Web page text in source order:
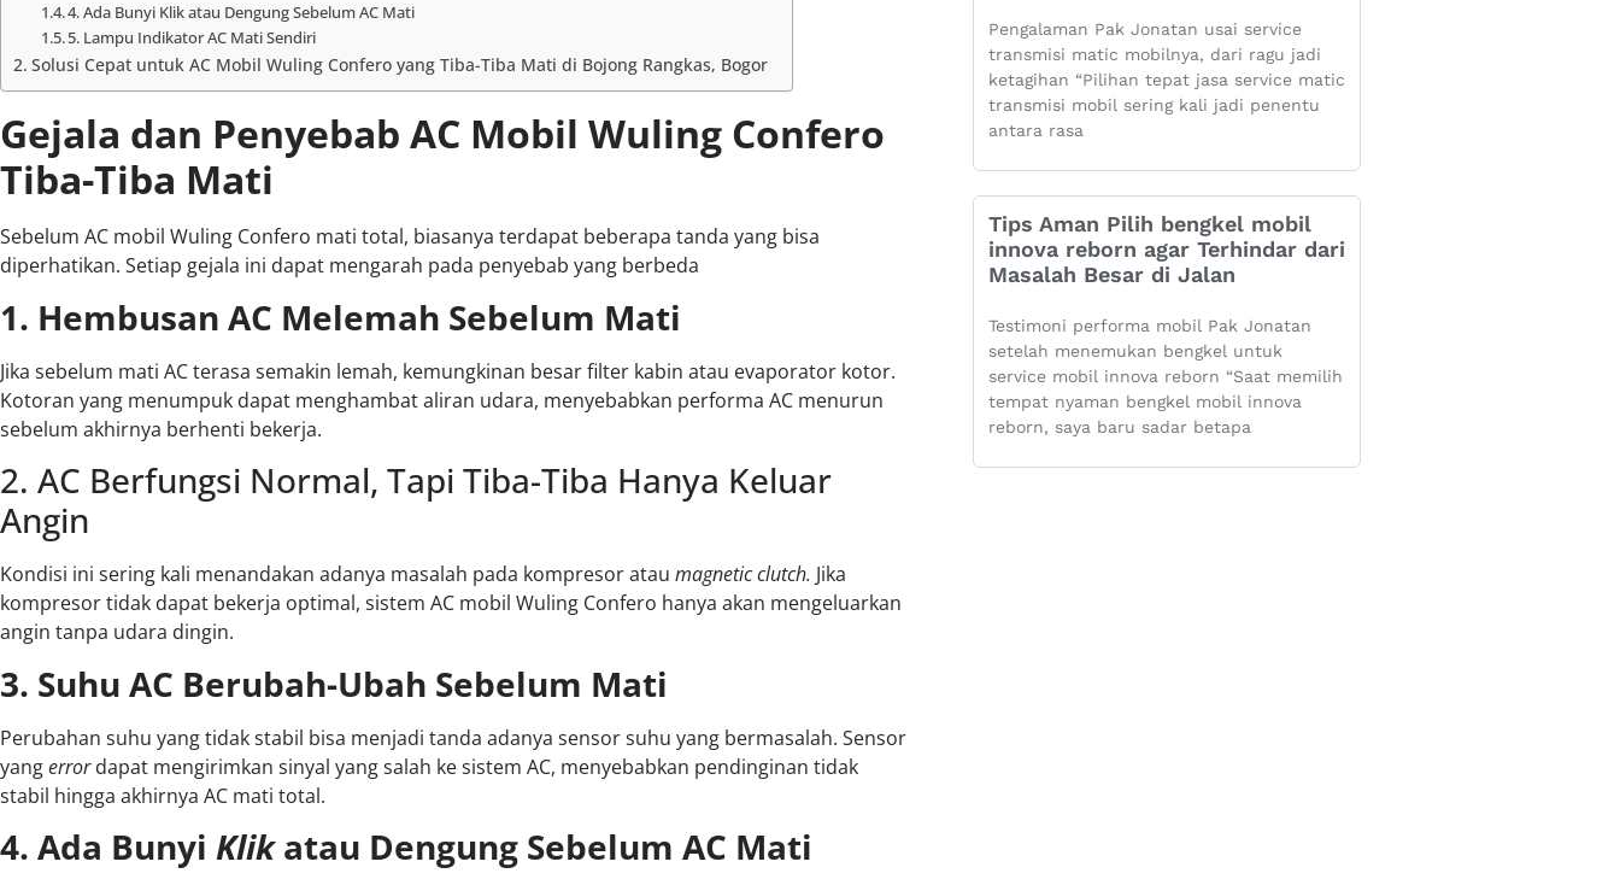
4. Ada Bunyi Klik atau Dengung Sebelum AC Mati
5. Lampu Indikator AC Mati Sendiri
Solusi Cepat untuk AC Mobil Wuling Confero yang Tiba-Tiba Mati di Bojong Rangkas, Bogor
Gejala dan Penyebab AC Mobil Wuling Confero
Tiba-Tiba Mati
Sebelum AC mobil Wuling Confero mati total, biasanya terdapat beberapa tanda yang bisa
diperhatikan. Setiap gejala ini dapat mengarah pada penyebab yang berbeda
1. Hembusan AC Melemah Sebelum Mati
Jika sebelum mati AC terasa semakin lemah, kemungkinan besar filter kabin atau evaporator kotor.
Kotoran yang menumpuk dapat menghambat aliran udara, menyebabkan performa AC menurun
sebelum akhirnya berhenti bekerja.
2. AC Berfungsi Normal, Tapi Tiba-Tiba Hanya Keluar
Angin
Kondisi ini sering kali menandakan adanya masalah pada kompresor atau magnetic clutch. Jika
kompresor tidak dapat bekerja optimal, sistem AC mobil Wuling Confero hanya akan mengeluarkan
angin tanpa udara dingin.
3. Suhu AC Berubah-Ubah Sebelum Mati
Perubahan suhu yang tidak stabil bisa menjadi tanda adanya sensor suhu yang bermasalah. Sensor
yangerrordapat mengirimkan sinyal yang salah ke sistem AC, menyebabkan pendinginan tidak
stabil hingga akhirnya AC mati total.
4. Ada Bunyi Klikatau Dengung Sebelum AC Mati
Pengalaman Pak Jonatan usai service
transmisi matic mobilnya, dari ragu jadi
ketagihan “Pilihan tepat jasa service matic
transmisi mobil sering kali jadi penentu
antara rasa
Tips Aman Pilih bengkel mobil
innova reborn agar Terhindar dari
Masalah Besar di Jalan
Testimoni performa mobil Pak Jonatan
setelah menemukan bengkel untuk
service mobil innova reborn “Saat memilih
tempat nyaman bengkel mobil innova
reborn, saya baru sadar betapa